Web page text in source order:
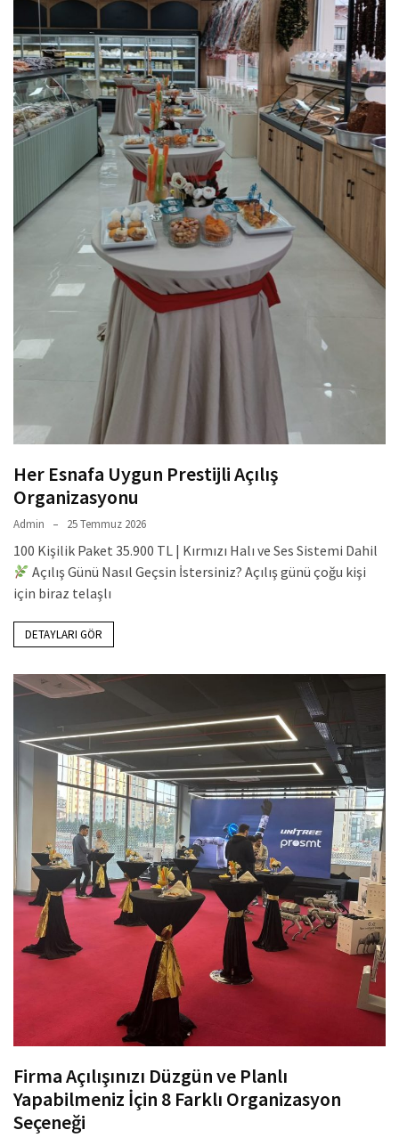
Her Esnafa Uygun Prestijli Açılış
Organizasyonu
Admin 25 Temmuz 2026
100 Kişilik Paket 35.900 TL | Kırmızı Halı ve Ses Sistemi Dahil
Açılış Günü Nasıl Geçsin İstersiniz? Açılış günü çoğu kişi
için biraz telaşlı
DETAYLARI GÖR
Firma Açılışınızı Düzgün ve Planlı
Yapabilmeniz İçin 8 Farklı Organizasyon
Seçeneği